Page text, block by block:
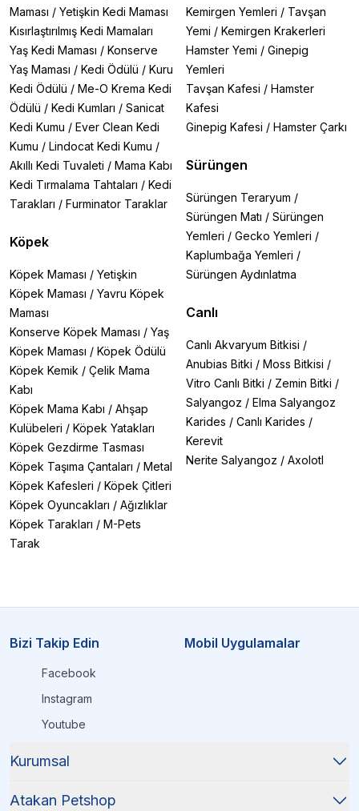
Maması / Yetişkin Kedi Maması
Kısırlaştırılmış Kedi Mamaları
Yaş Kedi Maması / Konserve
Yaş Maması / Kedi Ödülü / Kuru
Kedi Ödülü / Me-O Krema Kedi
Ödülü / Kedi Kumları / Sanicat
Kedi Kumu / Ever Clean Kedi
Kumu / Lindocat Kedi Kumu /
Akıllı Kedi Tuvaleti / Mama Kabı
Kedi Tırmalama Tahtaları / Kedi
Tarakları / Furminator Taraklar
Köpek
Köpek Maması / Yetişkin
Köpek Maması / Yavru Köpek
Maması
Konserve Köpek Maması / Yaş
Köpek Maması / Köpek Ödülü
Köpek Kemik / Çelik Mama
Kabı
Köpek Mama Kabı / Ahşap
Kulübeleri / Köpek Yatakları
Köpek Gezdirme Tasması
Köpek Taşıma Çantaları / Metal
Köpek Kafesleri / Köpek Çitleri
Köpek Oyuncakları / Ağızlıklar
Köpek Tarakları / M-Pets
Tarak
Kemirgen Yemleri / Tavşan
Yemi / Kemirgen Krakerleri
Hamster Yemi / Ginepig
Yemleri
Tavşan Kafesi / Hamster
Kafesi
Ginepig Kafesi / Hamster Çarkı
Sürüngen
Sürüngen Teraryum /
Sürüngen Matı / Sürüngen
Yemleri / Gecko Yemleri /
Kaplumbağa Yemleri /
Sürüngen Aydınlatma
Canlı
Canlı Akvaryum Bitkisi /
Anubias Bitki / Moss Bitkisi /
Vitro Canlı Bitki / Zemin Bitki /
Salyangoz / Elma Salyangoz
Karides / Canlı Karides /
Kerevit
Nerite Salyangoz / Axolotl
Bizi Takip Edin
Facebook
Instagram
Youtube
Mobil Uygulamalar
Kurumsal
Atakan Petshop